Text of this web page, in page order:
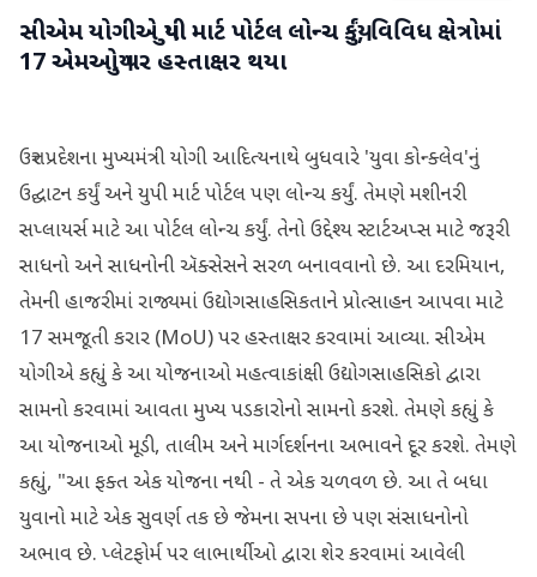
સીએમ યોગીએ યુપી માર્ટ પોર્ટલ લોન્ચ કર્યું, વિવિધ ક્ષેત્રોમાં
17 એમઓયુ પર હસ્તાક્ષર થયા
ઉત્તર પ્રદેશના મુખ્યમંત્રી યોગી આદિત્યનાથે બુધવારે 'યુવા કોન્ક્લેવ'નું
ઉદ્ઘાટન કર્યું અને યુપી માર્ટ પોર્ટલ પણ લોન્ચ કર્યું. તેમણે મશીનરી
સપ્લાયર્સ માટે આ પોર્ટલ લોન્ચ કર્યું. તેનો ઉદ્દેશ્ય સ્ટાર્ટઅપ્સ માટે જરૂરી
સાધનો અને સાધનોની ઍક્સેસને સરળ બનાવવાનો છે. આ દરમિયાન,
તેમની હાજરીમાં રાજ્યમાં ઉદ્યોગસાહસિકતાને પ્રોત્સાહન આપવા માટે
17 સમજૂતી કરાર (MoU) પર હસ્તાક્ષર કરવામાં આવ્યા. સીએમ
યોગીએ કહ્યું કે આ યોજનાઓ મહત્વાકાંક્ષી ઉદ્યોગસાહસિકો દ્વારા
સામનો કરવામાં આવતા મુખ્ય પડકારોનો સામનો કરશે. તેમણે કહ્યું કે
આ યોજનાઓ મૂડી, તાલીમ અને માર્ગદર્શનના અભાવને દૂર કરશે. તેમણે
કહ્યું, "આ ફક્ત એક યોજના નથી - તે એક ચળવળ છે. આ તે બધા
યુવાનો માટે એક સુવર્ણ તક છે જેમના સપના છે પણ સંસાધનોનો
અભાવ છે. પ્લેટફોર્મ પર લાભાર્થીઓ દ્વારા શેર કરવામાં આવેલી